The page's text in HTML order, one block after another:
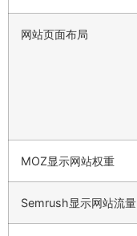
网站页面布局
MOZ显示网站权重
Semrush显示网站流量